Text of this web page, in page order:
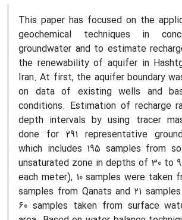
This paper has focused on the
geochemical techniques in
groundwater and to estimate
the renewability of aquifer in
Iran. At first, the aquifer boundary
on data of existing wells and
conditions. Estimation of recharge
depth intervals by using tracer
done for 291 representative
which includes 195 samples from
unsaturated zone in depths of 30 to
each meter), 10 samples were taken
samples from Qanats and 21
60 samples taken from surface